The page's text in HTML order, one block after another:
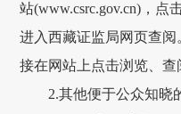
站(www.csrc.gov.cn) ，点
进入西藏证监局网页查
接在网站上点击浏览、查
2.其他便于公众知晓